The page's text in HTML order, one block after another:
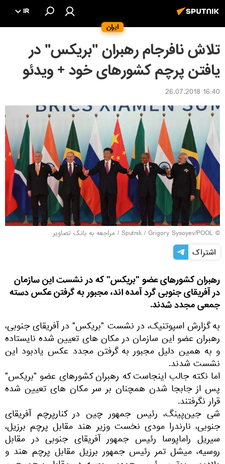
ایران
IR
تلاش نافرجام رهبران "بریکس" در
یافتن پرچم کشورهای خود + ویدئو
16:40 26.07.2018
© Sputnik / Grigory Sysoyev/POOL
/ مراجعه به بانک تصاویر
اشتراک
رهبران کشورهای عضو "بریکس" که در نشست این سازمان
در آفریقای جنوبی گرد آمده اند، مجبور به گرفتن عکس دسته
جمعی مجدد شدند.
به گزارش اسپوتنیک، در نشست "بریکس" در آفریقای جنوبی،
رهبران عضو این سازمان در مکان های تعیین شده نایستاده
و به همین دلیل مجبور به گرفتن مجدد عکس یادبود این
نشست شدند.
اما نکته جالب اینجاست که رهبران کشورهای عضو "بریکس"
پس از جابجا شدن همچنان بر سر مکان های تعیین شده
قرار نگرفتند.
شی جین‌پینگ، رئیس جمهور چین در کنارپرچم آفریقای
جنوبی، نارندرا مودی نخست وزیر هند مقابل پرچم برزیل،
سیریل راماپوسا رئیس جمهور آفریقای جنوبی در مقابل
روسیه، میشل تمر رئیس جمهور برزیل مقابل پرچم هند و